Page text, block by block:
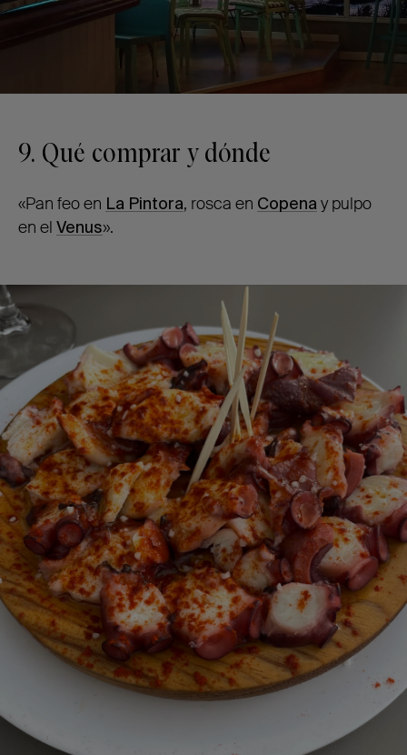
9. Qué comprar y dónde
«Pan feo en La Pintora, rosca en Copena y pulpo
en el Venus».